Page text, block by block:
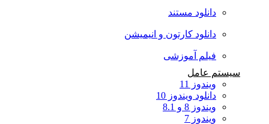
دانلود مستند
دانلود کارتون و انیمیشن
فیلم آموزشی
سیستم عامل
ویندوز 11
دانلود ویندوز 10
ویندوز 8 و 8.1
ویندوز 7